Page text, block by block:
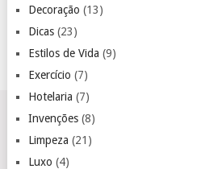
Decoração (13)
Dicas(23)
Estilos de Vida (9)
Exercício (7)
Hotelaria (7)
Invenções(8)
Limpeza (21)
Luxo (4)